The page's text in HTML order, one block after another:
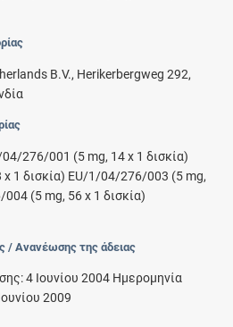
B.V., Herikerbergweg 292,
276/001 (5 mg, 14 x 1 δισκία)
1 δισκία) EU/1/04/276/003 (5 mg,
(5 mg, 56 x 1 δισκία)
/ Ανανέωσης της άδειας
4 Ιουνίου 2004 Ημερομηνία
2009